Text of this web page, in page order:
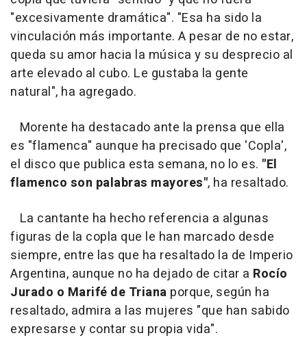
"excesivamente dramática". "Esa ha sido la
vinculación más importante. A pesar de no estar,
queda su amor hacia la música y su desprecio al
arte elevado al cubo. Le gustaba la gente
natural", ha agregado.
Morente ha destacado ante la prensa que ella
es "flamenca" aunque ha precisado que 'Copla',
el disco que publica esta semana, no lo es. "El
flamenco son palabras mayores", ha resaltado.
La cantante ha hecho referencia a algunas
figuras de la copla que le han marcado desde
siempre, entre las que ha resaltado la de Imperio
Argentina, aunque no ha dejado de citar a Rocío
Jurado o Marifé de Triana porque, según ha
resaltado, admira a las mujeres "que han sabido
expresarse y contar su propia vida".